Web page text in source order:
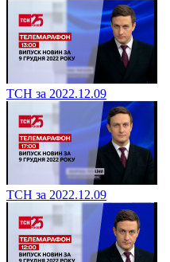
ТСН за 2022.12.09
ТСН за 2022.12.09